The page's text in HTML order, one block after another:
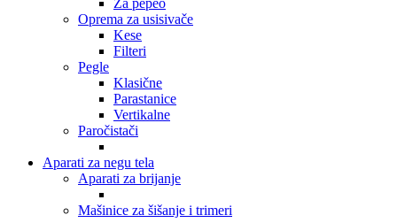
Za pepeo
Oprema za usisivače
Kese
Filteri
Pegle
Klasične
Parastanice
Vertikalne
Paročistači
Aparati za negu tela
Aparati za brijanje
Mašinice za šišanje i trimeri